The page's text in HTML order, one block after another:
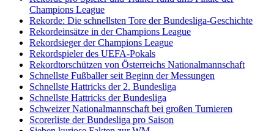
Champions League
Rekorde: Die schnellsten Tore der Bundesliga-Geschichte
Rekordeinsätze in der Champions League
Rekordsieger der Champions League
Rekordspieler des UEFA-Pokals
Rekordtorschützen von Österreichs Nationalmannschaft
Schnellste Fußballer seit Beginn der Messungen
Schnellste Hattricks der 2. Bundesliga
Schnellste Hattricks der Bundesliga
Schweizer Nationalmannschaft bei großen Turnieren
Scorerliste der Bundesliga pro Saison